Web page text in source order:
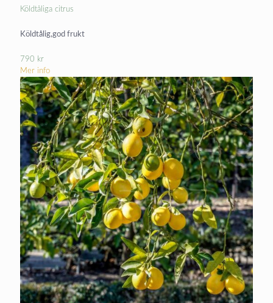
Köldtåliga citrus
Köldtålig,god frukt
790 kr
Mer info